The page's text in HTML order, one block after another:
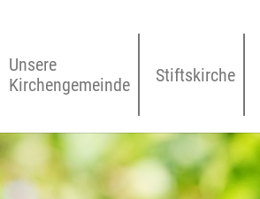
Unsere
Kirchengemeinde
Stiftskirche